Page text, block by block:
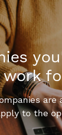
work
are
to the